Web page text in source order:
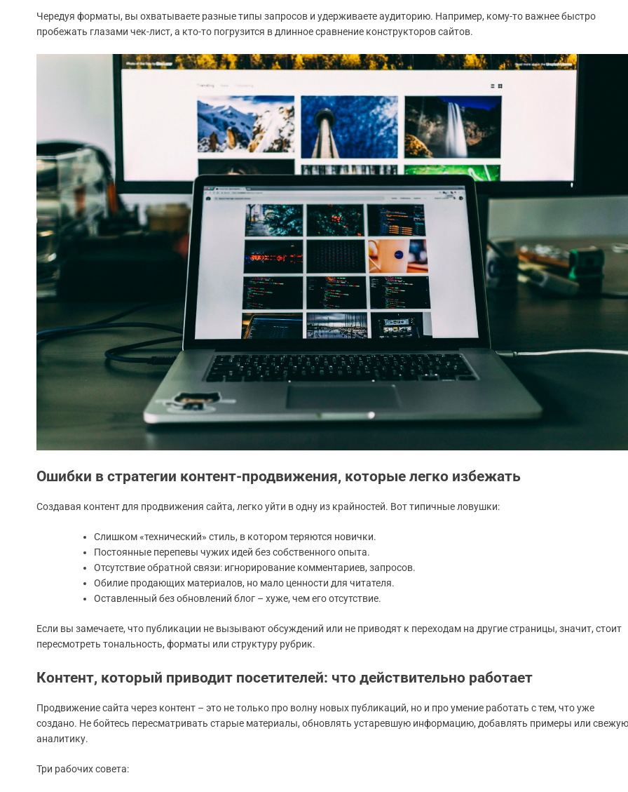
Чередуя форматы, вы охватываете разные типы запросов и удерживаете аудиторию. Например, кому-то важнее быстро
пробежать глазами чек-лист, а кто-то погрузится в длинное сравнение конструкторов сайтов.
Ошибки в стратегии контент-продвижения, которые легко избежать
Создавая контент для продвижения сайта, легко уйти в одну из крайностей. Вот типичные ловушки:
Слишком «технический» стиль, в котором теряются новички.
Постоянные перепевы чужих идей без собственного опыта.
Отсутствие обратной связи: игнорирование комментариев, запросов.
Обилие продающих материалов, но мало ценности для читателя.
Оставленный без обновлений блог – хуже, чем его отсутствие.
Если вы замечаете, что публикации не вызывают обсуждений или не приводят к переходам на другие страницы, значит, стоит
пересмотреть тональность, форматы или структуру рубрик.
Контент, который приводит посетителей: что действительно работает
Продвижение сайта через контент – это не только про волну новых публикаций, но и про умение работать с тем, что уже
создано. Не бойтесь пересматривать старые материалы, обновлять устаревшую информацию, добавлять примеры или свежую
аналитику.
Три рабочих совета: